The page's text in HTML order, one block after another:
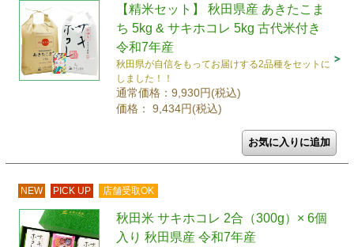
【精米セット】 秋田県産 あきたこま
ち 5kg & サキホコレ 5kg 古代米付き
令和7年産
秋田県が自信をもってお届けする2品種をセットに
しました！！
通常価格：9,930円(税込)
価格： 9,434円(税込)
NEW PICK UP 店舗受取OK
秋田米 サキホコレ 2合（300g）× 6個
入り 秋田県産 令和7年産